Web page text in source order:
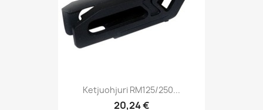
Ketjuohjuri RM125/250...
20,24 €